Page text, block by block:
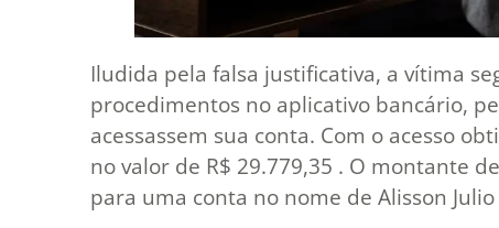
Iludida pela falsa justificativa, a vítima
procedimentos no aplicativo bancário,
acessassem sua conta. Com o acesso
no valor de R$ 29.779,35 . O montante
para uma conta no nome de Alisson Julio